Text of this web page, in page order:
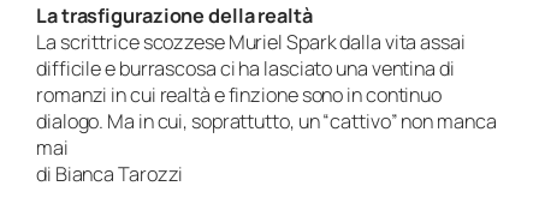
La trasfigurazione della realtà
La scrittrice scozzese Muriel Spark dalla vita assai
difficile e burrascosa ci ha lasciato una ventina di
romanzi in cui realtà e finzione sono in continuo
dialogo. Ma in cui, soprattutto, un “cattivo” non manca
mai
di Bianca Tarozzi